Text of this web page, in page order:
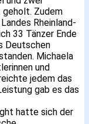
geholt. Zudem
Rheinland-
33 Tänzer Ende
Deutschen
Michaela
und
jedem das
gab es das
hatte sich der